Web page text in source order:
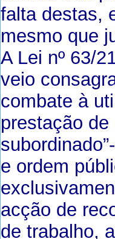
falta destas,
mesmo que
A Lei nº 63/
veio
combate à
prestação
subordinado
e ordem
acção de
de trabalho,